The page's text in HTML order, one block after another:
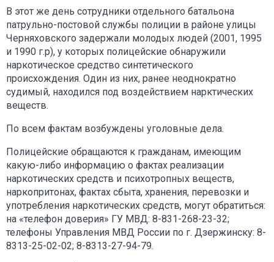
В этот же день сотрудники отдельного батальона
патрульно-постовой службы полиции в районе улицы
Черняховского задержали молодых людей (2001, 1995
и 1990 г.р), у которых полицейские обнаружили
наркотическое средство синтетического
происхождения. Один из них, ранее неоднократно
судимый, находился под воздействием нарктических
веществ.
По всем фактам возбуждены уголовные дела.
Полицейские обращаются к гражданам, имеющим
какую-либо информацию о фактах реализации
наркотических средств и психотропных веществ,
наркопритонах, фактах сбыта, хранения, перевозки и
употребления наркотических средств, могут обратиться:
на «телефон доверия» ГУ МВД: 8-831-268-23-32;
телефоны Управления МВД России по г. Дзержинску: 8-
8313-25-02-02; 8-8313-27-94-79.